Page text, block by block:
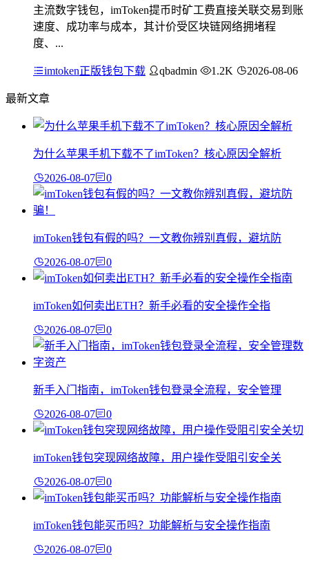
主流数字钱包，imToken提币时矿工费直接关联交易到账
速度、成功率与成本，其计价受区块链网络拥堵程
度、...
imtoken正版钱包下载 qbadmin 1.2K 2026-08-06
最新文章
为什么苹果手机下载不了imToken？核心原因全解析
2026-08-07 0
imToken钱包有假的吗？一文教你辨别真假，避坑防
2026-08-07 0
imToken如何卖出ETH？新手必看的安全操作全指
2026-08-07 0
新手入门指南，imToken钱包登录全流程，安全管理
2026-08-07 0
imToken钱包突现网络故障，用户操作受阻引安全关
2026-08-07 0
imToken钱包能买币吗？功能解析与安全操作指南
2026-08-07 0